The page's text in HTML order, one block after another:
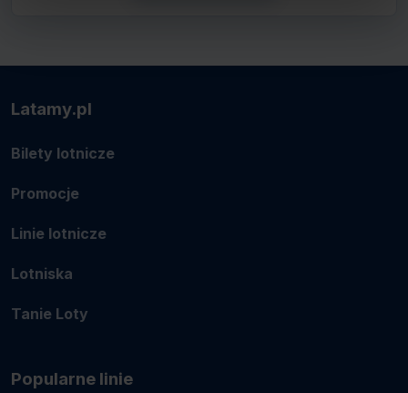
Latamy.pl
Bilety lotnicze
Promocje
Linie lotnicze
Lotniska
Tanie Loty
Popularne linie